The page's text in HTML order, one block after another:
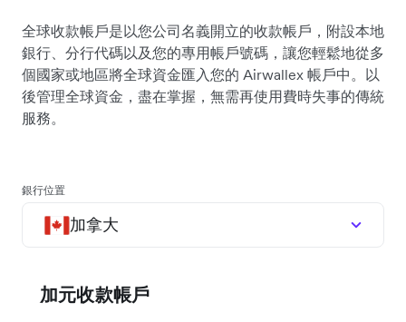
全球收款帳戶是以您公司名義開立的收款帳戶，附設本地
銀行、分行代碼以及您的專用帳戶號碼，讓您輕鬆地從多
個國家或地區將全球資金匯入您的 Airwallex 帳戶中。以
後管理全球資金，盡在掌握，無需再使用費時失事的傳統
服務。
銀行位置
加拿大
加元收款帳戶